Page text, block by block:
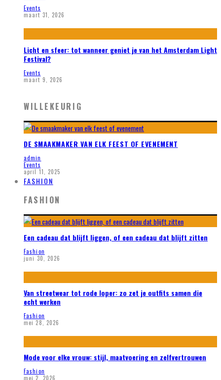
Events
maart 31, 2026
Licht en sfeer: tot wanneer geniet je van het Amsterdam Light
Festival?
Events
maart 9, 2026
WILLEKEURIG
DE SMAAKMAKER VAN ELK FEEST OF EVENEMENT
admin
Events
april 11, 2025
FASHION
FASHION
Een cadeau dat blijft liggen, of een cadeau dat blijft zitten
Fashion
juni 30, 2026
Van streetwear tot rode loper: zo zet je outfits samen die
echt werken
Fashion
mei 28, 2026
Mode voor elke vrouw: stijl, maatvoering en zelfvertrouwen
Fashion
mei 2, 2026